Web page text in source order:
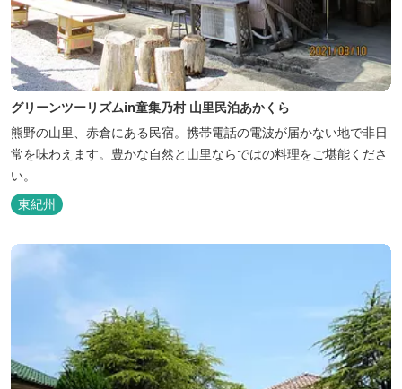
グリーンツーリズムin童集乃村 山里民泊あかくら
熊野の山里、赤倉にある民宿。携帯電話の電波が届かない地で非日
常を味わえます。豊かな自然と山里ならではの料理をご堪能くださ
い。
東紀州